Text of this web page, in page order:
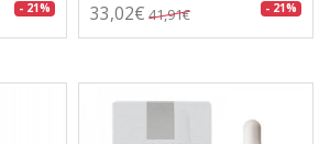
- 21% 33,02€ 41,91€ - 21%